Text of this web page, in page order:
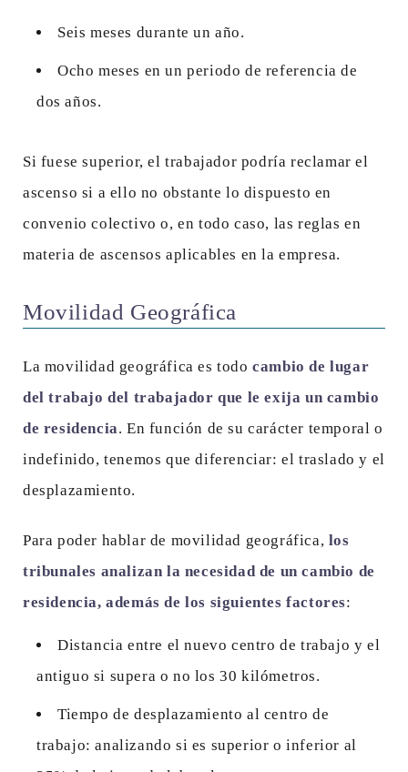
Seis meses durante un año.
Ocho meses en un periodo de referencia de
dos años.
Si fuese superior, el trabajador podría reclamar el
ascenso si a ello no obstante lo dispuesto en
convenio colectivo o, en todo caso, las reglas en
materia de ascensos aplicables en la empresa.
Movilidad Geográfica
La movilidad geográfica es todocambio de lugar
del trabajo del trabajador que le exija un cambio
de residencia. En función de su carácter temporal o
indefinido, tenemos que diferenciar: el traslado y el
desplazamiento.
Para poder hablar de movilidad geográfica, los
tribunales analizan la necesidad de un cambio de
residencia, además de los siguientes factores:
Distancia entre el nuevo centro de trabajo y el
antiguo si supera o no los 30 kilómetros.
Tiempo de desplazamiento al centro de
trabajo: analizando si es superior o inferior al